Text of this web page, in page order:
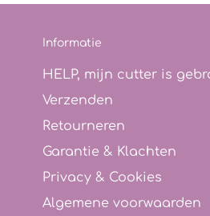
Informatie
HELP, mijn cutter is
Verzenden
Retourneren
Garantie & Klachten
Privacy & Cookies
Algemene voorwaarden